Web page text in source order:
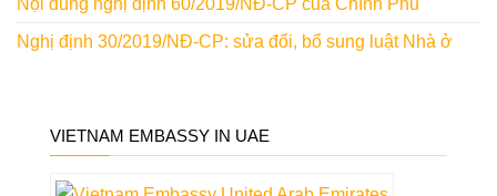
Nội dung nghị định 60/2019/NĐ-CP của Chính Phủ
Nghị định 30/2019/NĐ-CP: sửa đổi, bổ sung luật Nhà ở
VIETNAM EMBASSY IN UAE